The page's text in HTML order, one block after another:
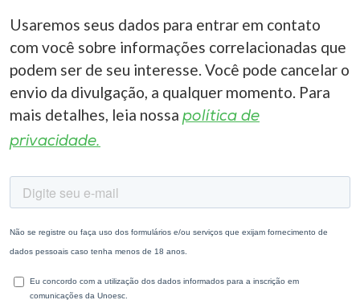
Usaremos seus dados para entrar em contato
com você sobre informações correlacionadas que
podem ser de seu interesse. Você pode cancelar o
envio da divulgação, a qualquer momento. Para
mais detalhes, leia nossa política de
privacidade.